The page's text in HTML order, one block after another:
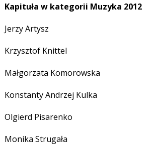
Kapituła w kategorii Muzyka 2012
Jerzy Artysz
Krzysztof Knittel
Małgorzata Komorowska
Konstanty Andrzej Kulka
Olgierd Pisarenko
Monika Strugała